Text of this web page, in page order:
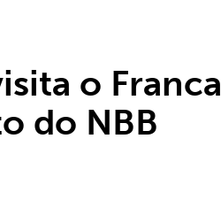
o Franca
do NBB